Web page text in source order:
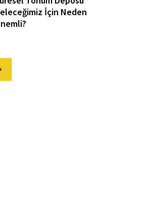
İçin Neden